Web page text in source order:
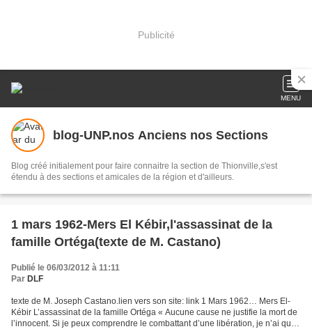
Publicité
MENU
blog-UNP.nos Anciens nos Sections
Blog créé initialement pour faire connaitre la section de Thionville,s'est
étendu à des sections et amicales de la région et d'ailleurs.
1 mars 1962-Mers El Kébir,l'assassinat de la
famille Ortéga(texte de M. Castano)
Publié le 06/03/2012 à 11:11
Par DLF
texte de M. Joseph Castano.lien vers son site: link 1 Mars 1962… Mers El-
Kébir L’assassinat de la famille Ortéga « Aucune cause ne justifie la mort de
l’innocent. Si je peux comprendre le combattant d’une libération, je n’ai que